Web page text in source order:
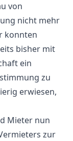
von
nicht mehr
konnten
bisher mit
ein
zu
erwiesen,
Mieter nun
zur